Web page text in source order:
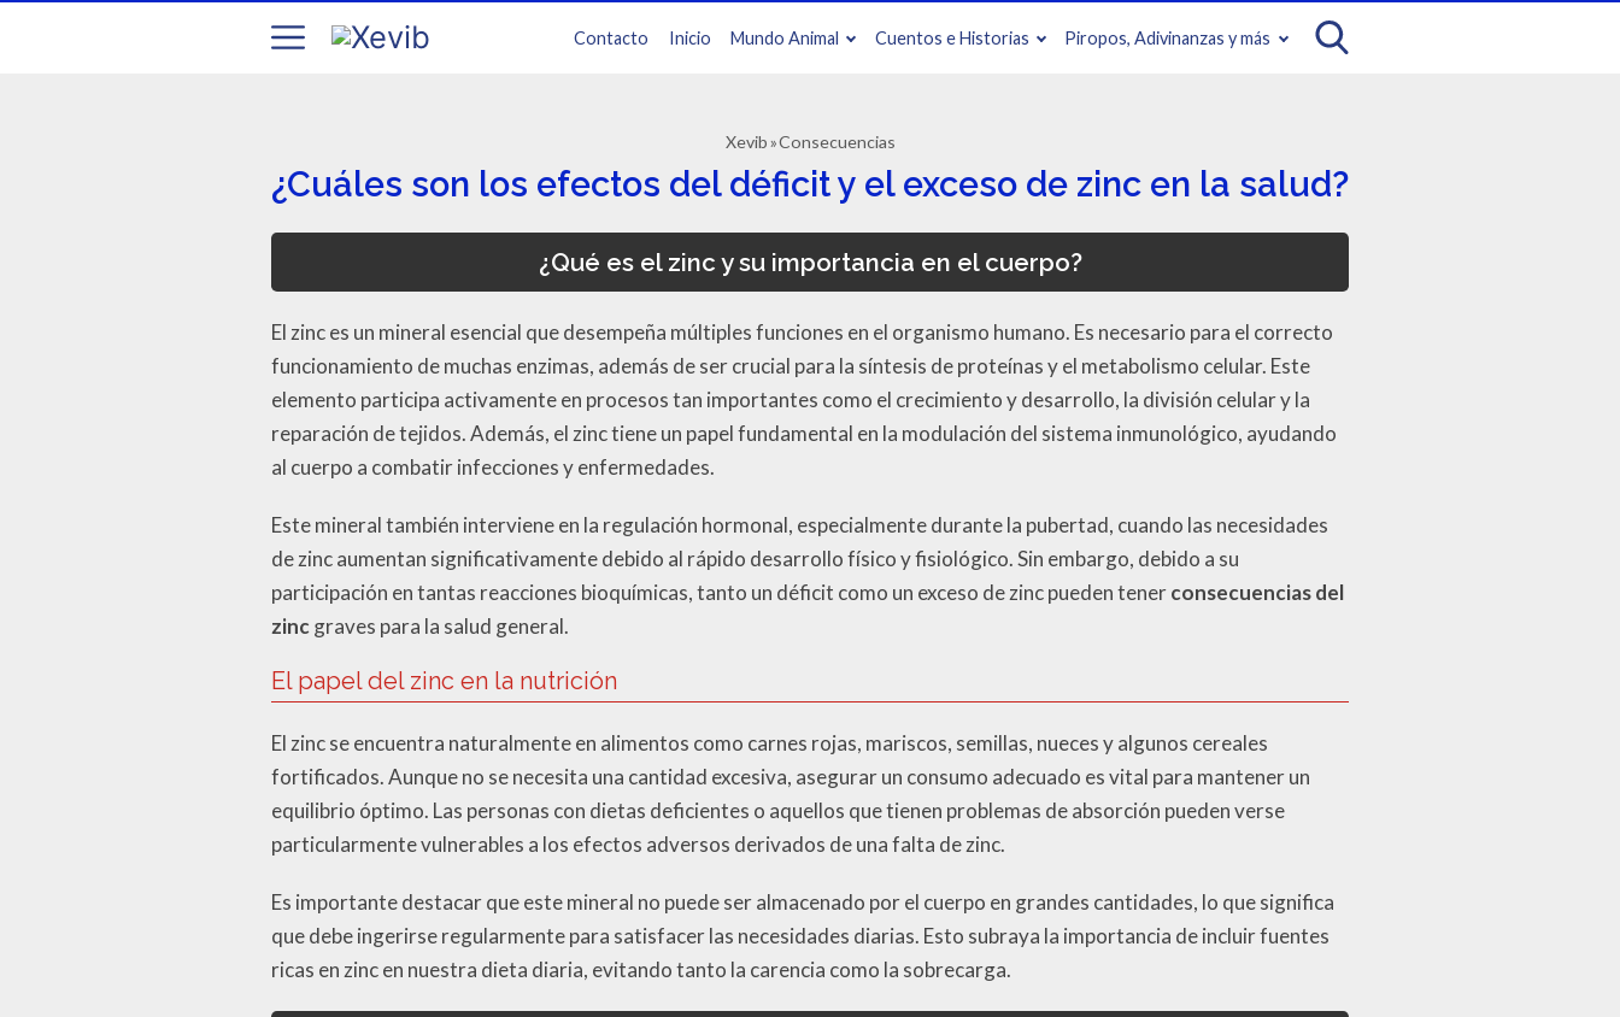
Contacto Inicio Mundo Animal Cuentos e Historias Piropos, Adivinanzas y más
Xevib Consecuencias
¿Cuáles son los efectos del déficit y el exceso de zinc en la salud?
¿Qué es el zinc y su importancia en el cuerpo?
El zinc es un mineral esencial que desempeña múltiples funciones en el organismo humano. Es necesario para el correcto
funcionamiento de muchas enzimas, además de ser crucial para la síntesis de proteínas y el metabolismo celular. Este
elemento participa activamente en procesos tan importantes como el crecimiento y desarrollo, la división celular y la
reparación de tejidos. Además, el zinc tiene un papel fundamental en la modulación del sistema inmunológico, ayudando
al cuerpo a combatir infecciones y enfermedades.
Este mineral también interviene en la regulación hormonal, especialmente durante la pubertad, cuando las necesidades
de zinc aumentan significativamente debido al rápido desarrollo físico y fisiológico. Sin embargo, debido a su
participación en tantas reacciones bioquímicas, tanto un déficit como un exceso de zinc pueden tenerconsecuencias del
zincgraves para la salud general.
El papel del zinc en la nutrición
El zinc se encuentra naturalmente en alimentos como carnes rojas, mariscos, semillas, nueces y algunos cereales
fortificados. Aunque no se necesita una cantidad excesiva, asegurar un consumo adecuado es vital para mantener un
equilibrio óptimo. Las personas con dietas deficientes o aquellos que tienen problemas de absorción pueden verse
particularmente vulnerables a los efectos adversos derivados de una falta de zinc.
Es importante destacar que este mineral no puede ser almacenado por el cuerpo en grandes cantidades, lo que significa
que debe ingerirse regularmente para satisfacer las necesidades diarias. Esto subraya la importancia de incluir fuentes
ricas en zinc en nuestra dieta diaria, evitando tanto la carencia como la sobrecarga.